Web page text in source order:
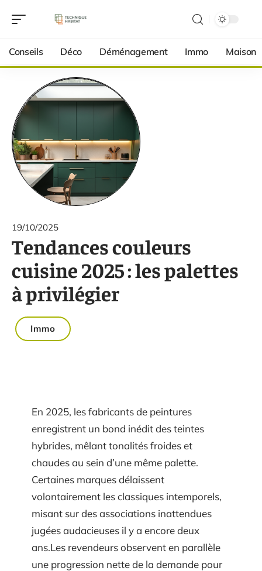
Conseils Déco Déménagement Immo Maison
19/10/2025
Tendances couleurs
cuisine 2025 : les palettes
à privilégier
Immo
En 2025, les fabricants de peintures
enregistrent un bond inédit des teintes
hybrides, mêlant tonalités froides et
chaudes au sein d’une même palette.
Certaines marques délaissent
volontairement les classiques intemporels,
misant sur des associations inattendues
jugées audacieuses il y a encore deux
ans.Les revendeurs observent en parallèle
une progression nette de la demande pour